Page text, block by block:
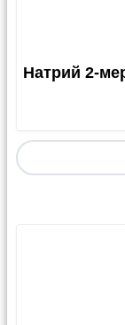
Натрий 2-